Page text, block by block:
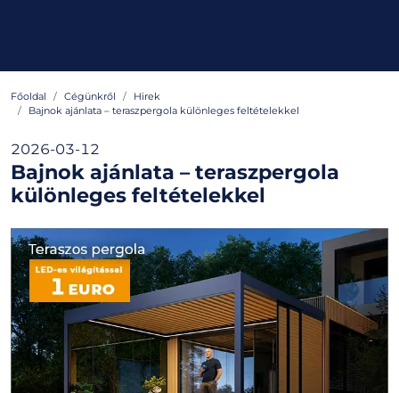
Főoldal Cégünkről
Hirek
Bajnok ajánlata – teraszpergola különleges feltételekkel
2026-03-12
Bajnok ajánlata – teraszpergola
különleges feltételekkel